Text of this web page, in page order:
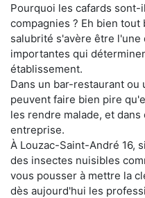
Pourquoi les cafards
compagnies ? Eh bien
salubrité s'avère être
importantes qui
établissement.
Dans un bar-restaurant ou
peuvent faire bien pire
les rendre malade, et
entreprise.
À Louzac-Saint-André 16,
des insectes nuisibles
vous pousser à mettre la
dès aujourd'hui les